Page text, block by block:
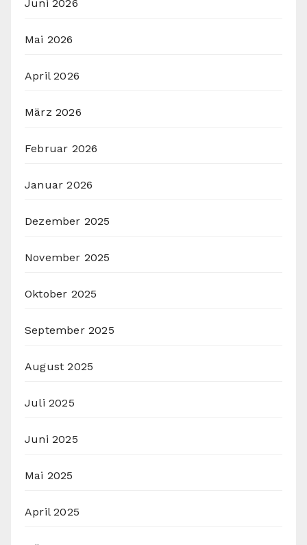
Juni 2026
Mai 2026
April 2026
März 2026
Februar 2026
Januar 2026
Dezember 2025
November 2025
Oktober 2025
September 2025
August 2025
Juli 2025
Juni 2025
Mai 2025
April 2025